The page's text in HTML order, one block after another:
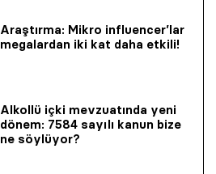
Araştırma: Mikro influencer’lar
megalardan iki kat daha etkili!
Alkollü içki mevzuatında yeni
dönem: 7584 sayılı kanun bize
ne söylüyor?